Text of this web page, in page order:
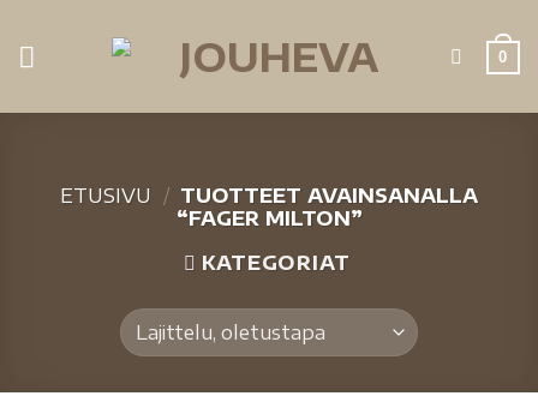
0
ETUSIVU / TUOTTEET AVAINSANALLA
“FAGER MILTON”
KATEGORIAT